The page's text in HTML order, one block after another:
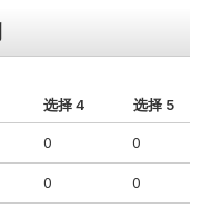
选择 4 选择 5
0 0
0 0